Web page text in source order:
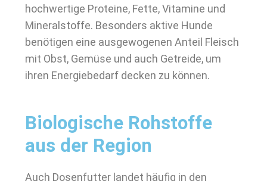
hochwertige Proteine, Fette, Vitamine und
Mineralstoffe. Besonders aktive Hunde
benötigen eine ausgewogenen Anteil Fleisch
mit Obst, Gemüse und auch Getreide, um
ihren Energiebedarf decken zu können.
Biologische Rohstoffe
aus der Region
Auch Dosenfutter landet häufig in den